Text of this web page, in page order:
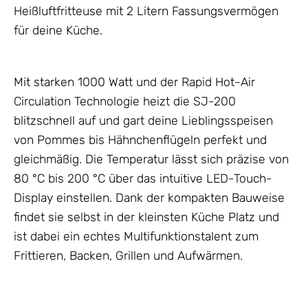
Heißluftfritteuse mit 2 Litern Fassungsvermögen
für deine Küche.
Mit starken 1000 Watt und der Rapid Hot-Air
Circulation Technologie heizt die SJ-200
blitzschnell auf und gart deine Lieblingsspeisen
von Pommes bis Hähnchenflügeln perfekt und
gleichmäßig. Die Temperatur lässt sich präzise von
80 °C bis 200 °C über das intuitive LED-Touch-
Display einstellen. Dank der kompakten Bauweise
findet sie selbst in der kleinsten Küche Platz und
ist dabei ein echtes Multifunktionstalent zum
Frittieren, Backen, Grillen und Aufwärmen.